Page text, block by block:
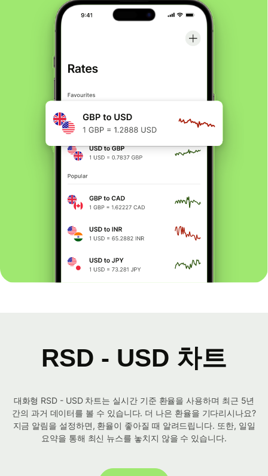
RSD - USD 차트
대화형 RSD - USD 차트는 실시간 기준 환율을 사용하며 최근 5년
간의 과거 데이터를 볼 수 있습니다. 더 나은 환율을 기다리시나요?
지금 알림을 설정하면, 환율이 좋아질 때 알려드립니다. 또한, 일일
요약을 통해 최신 뉴스를 놓치지 않을 수 있습니다.